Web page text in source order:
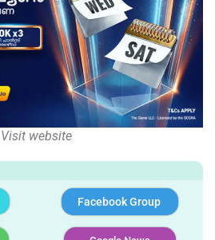
Visit website
Facebook Group